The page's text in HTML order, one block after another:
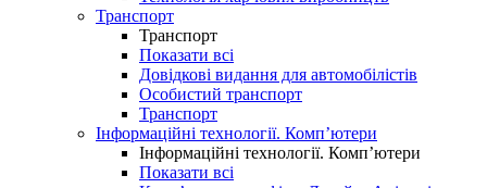
Транспорт
Транспорт
Показати всі
Довідкові видання для автомобілістів
Особистий транспорт
Транспорт
Інформаційні технології. Комп’ютери
Інформаційні технології. Комп’ютери
Показати всі